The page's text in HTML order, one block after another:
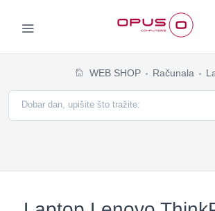
WEB SHOP Računala